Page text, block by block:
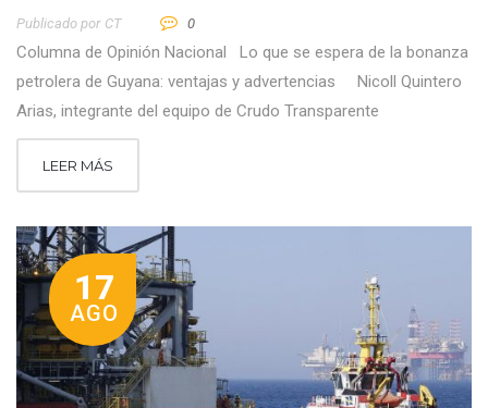
Publicado por CT 0
Columna de Opinión Nacional Lo que se espera de la bonanza
petrolera de Guyana: ventajas y advertencias Nicoll Quintero
Arias, integrante del equipo de Crudo Transparente
LEER MÁS
17
AGO